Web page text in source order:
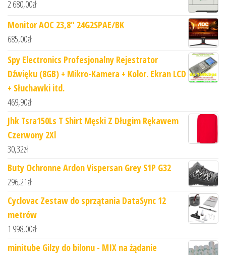
2 680,00zł
Monitor AOC 23,8" 24G2SPAE/BK
685,00zł
Spy Electronics Profesjonalny Rejestrator
Dźwięku (8GB) + Mikro-Kamera + Kolor. Ekran LCD
+ Słuchawki itd.
469,90zł
Jhk Tsra150Ls T Shirt Męski Z Długim Rękawem
Czerwony 2Xl
30,32zł
Buty Ochronne Ardon Vispersan Grey S1P G32
296,21zł
Cyclovac Zestaw do sprzątania DataSync 12
metrów
1 998,00zł
minitube Gilzy do bilonu - MIX na żądanie